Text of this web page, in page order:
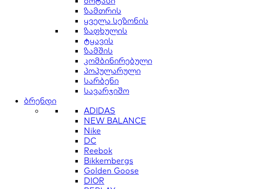
ზამთრის
ყველა სეზონის
ზაფხულის
ტყავის
ზამშის
კომბინირებული
პოპულარული
სარბენი
სავარჯიშო
ბრენდი
ADIDAS
NEW BALANCE
Nike
DC
Reebok
Bikkembergs
Golden Goose
DIOR